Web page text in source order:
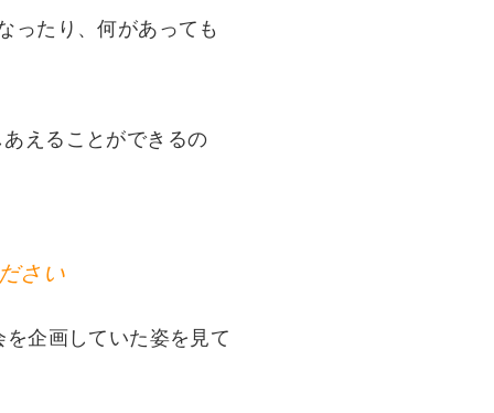
ったり、何があっても
えることができるの
さい
企画していた姿を見て